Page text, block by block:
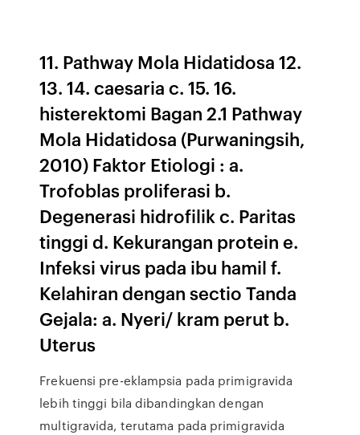
11. Pathway Mola Hidatidosa 12.
13. 14. caesaria c. 15. 16.
histerektomi Bagan 2.1 Pathway
Mola Hidatidosa (Purwaningsih,
2010) Faktor Etiologi : a.
Trofoblas proliferasi b.
Degenerasi hidrofilik c. Paritas
tinggi d. Kekurangan protein e.
Infeksi virus pada ibu hamil f.
Kelahiran dengan sectio Tanda
Gejala: a. Nyeri/ kram perut b.
Uterus
Frekuensi pre-eklampsia pada primigravida
lebih tinggi bila dibandingkan dengan
multigravida, terutama pada primigravida